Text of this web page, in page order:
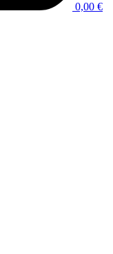
0,00 €